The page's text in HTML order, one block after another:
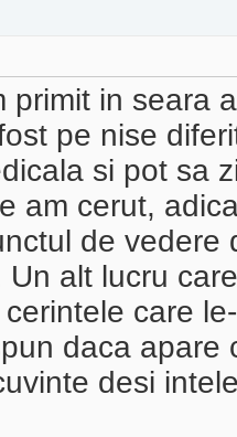
primit in seara
pe nise
si pot sa
am cerut,
de vedere
Un alt lucru
care
daca apare
desi